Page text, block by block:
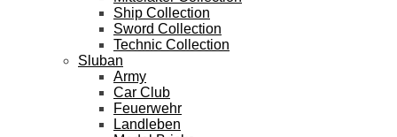
Ship Collection
Sword Collection
Technic Collection
Sluban
Army
Car Club
Feuerwehr
Landleben